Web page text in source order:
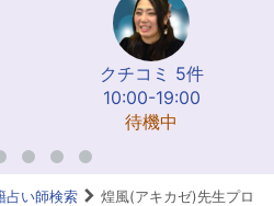
クチコミ 5件
10:00-19:00
待機中
占い師検索
煌風(アキカゼ)先生プロ